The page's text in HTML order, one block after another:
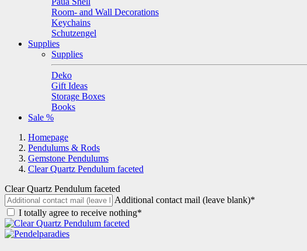
Room- and Wall Decorations
Keychains
Schutzengel
Supplies
Supplies
Deko
Gift Ideas
Storage Boxes
Books
Sale %
Homepage
Pendulums & Rods
Gemstone Pendulums
Clear Quartz Pendulum faceted
Clear Quartz Pendulum faceted
Additional contact mail (leave blank)*
I totally agree to receive nothing*